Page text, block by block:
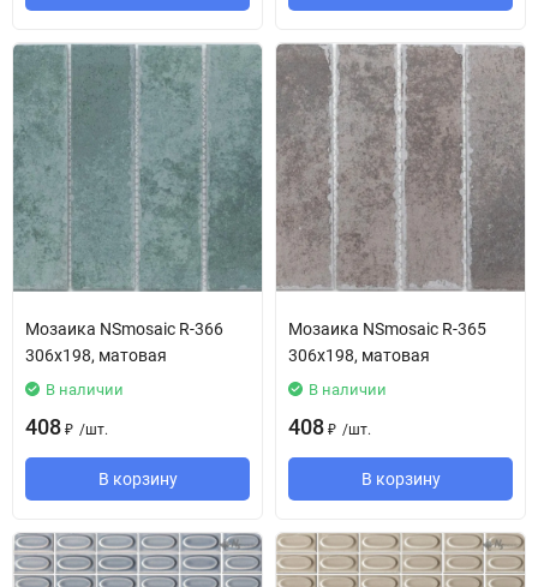
Мозаика NSmosaic R-366
306x198, матовая
В наличии
408 ₽ /шт.
В корзину
Мозаика NSmosaic R-365
306x198, матовая
В наличии
408 ₽ /шт.
В корзину